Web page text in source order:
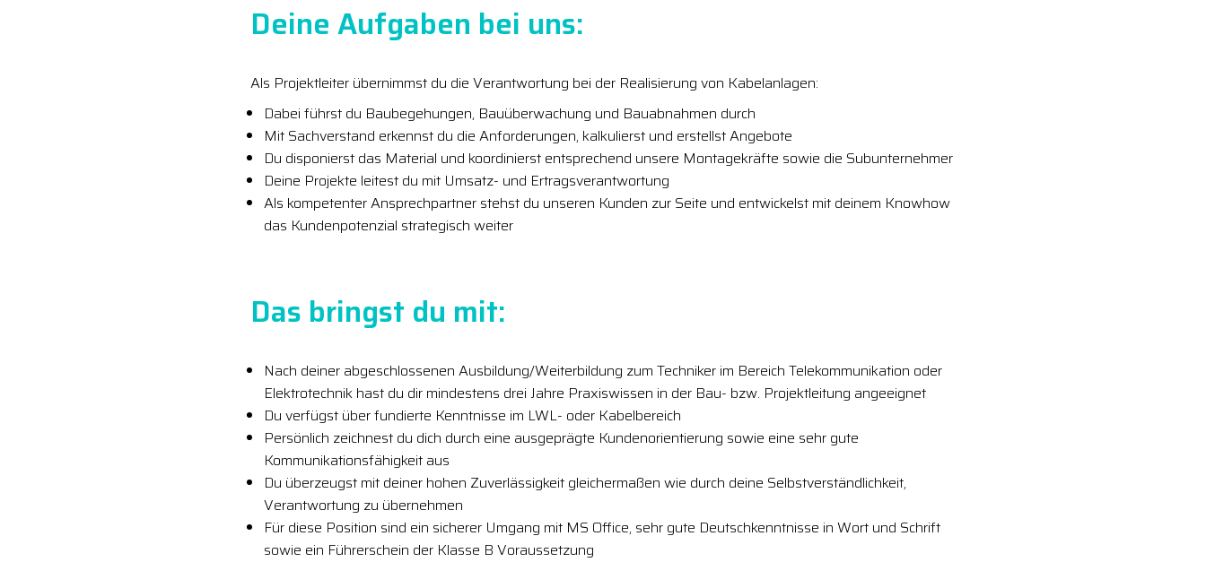
Deine Aufgaben bei uns:
Als Projektleiter übernimmst du die Verantwortung bei der Realisierung von Kabelanlagen:
Dabei führst du Baubegehungen, Bauüberwachung und Bauabnahmen durch
Mit Sachverstand erkennst du die Anforderungen, kalkulierst und erstellst Angebote
Du disponierst das Material und koordinierst entsprechend unsere Montagekräfte sowie die Subunternehmer
Deine Projekte leitest du mit Umsatz- und Ertragsverantwortung
Als kompetenter Ansprechpartner stehst du unseren Kunden zur Seite und entwickelst mit deinem Knowhow
das Kundenpotenzial strategisch weiter
Das bringst du mit:
Nach deiner abgeschlossenen Ausbildung/Weiterbildung zum Techniker im Bereich Telekommunikation oder
Elektrotechnik hast du dir mindestens drei Jahre Praxiswissen in der Bau- bzw. Projektleitung angeeignet
Du verfügst über fundierte Kenntnisse im LWL- oder Kabelbereich
Persönlich zeichnest du dich durch eine ausgeprägte Kundenorientierung sowie eine sehr gute
Kommunikationsfähigkeit aus
Du überzeugst mit deiner hohen Zuverlässigkeit gleichermaßen wie durch deine Selbstverständlichkeit,
Verantwortung zu übernehmen
Für diese Position sind ein sicherer Umgang mit MS Office, sehr gute Deutschkenntnisse in Wort und Schrift
sowie ein Führerschein der Klasse B Voraussetzung